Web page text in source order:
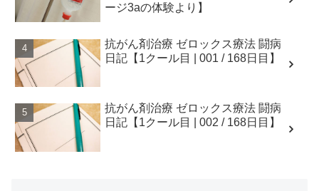
ージ3aの体験より】
抗がん剤治療 ゼロックス療法 闘病
日記【1クール目 | 001 / 168日目】
抗がん剤治療 ゼロックス療法 闘病
日記【1クール目 | 002 / 168日目】